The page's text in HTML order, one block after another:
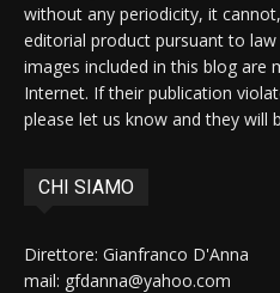
without any periodicity, it
editorial product pursuant to
images included in this blog are
Internet. If their publication
please let us know and they will
CHI SIAMO
Direttore: Gianfranco D'Anna
mail: gfdanna@yahoo.com